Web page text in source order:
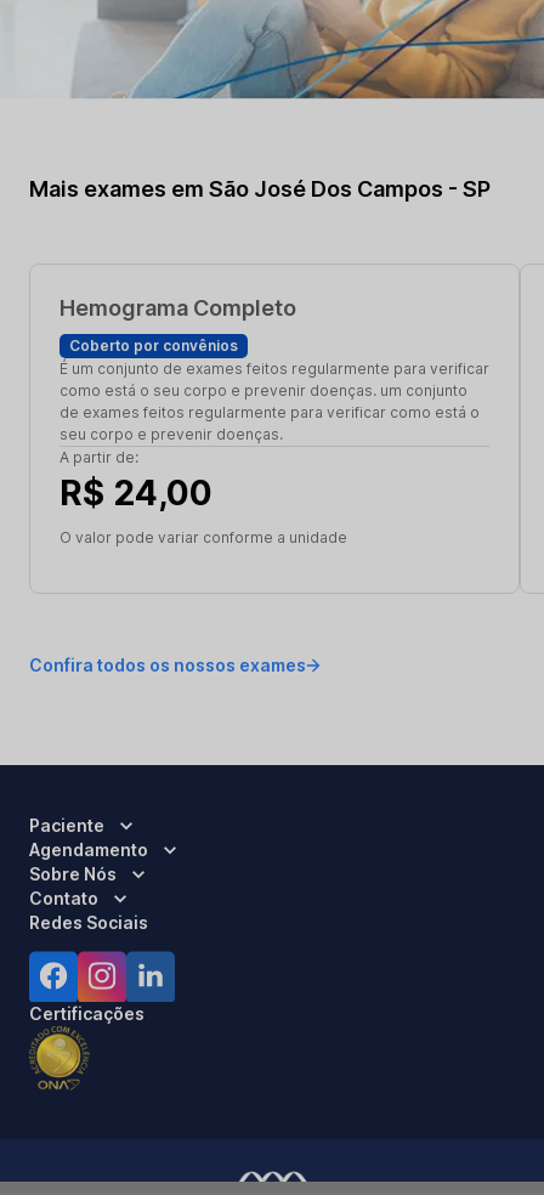
Mais exames em São José Dos Campos - SP
Hemograma Completo
Coberto por convênios
É um conjunto de exames feitos regularmente para verificar
como está o seu corpo e prevenir doenças. um conjunto
de exames feitos regularmente para verificar como está o
seu corpo e prevenir doenças.
A partir de:
R$ 24,00
O valor pode variar conforme a unidade
Confira todos os nossos exames
Paciente
Agendamento
Sobre Nós
Contato
Redes Sociais
Certificações